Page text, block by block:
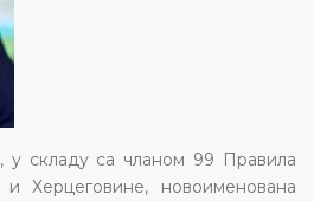
у складу са чланом 99 Правила
Херцеговине, новоименована